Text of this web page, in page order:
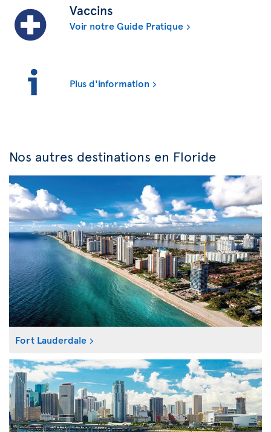
Vaccins
Voir notre Guide Pratique
Plus d'information
Nos autres destinations en Floride
Fort Lauderdale